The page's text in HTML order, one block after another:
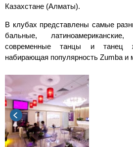
Казахстане (Алматы).
В клубах представлены самые
бальные, латиноамериканские,
современные танцы и танец
набирающая популярность Zumba и